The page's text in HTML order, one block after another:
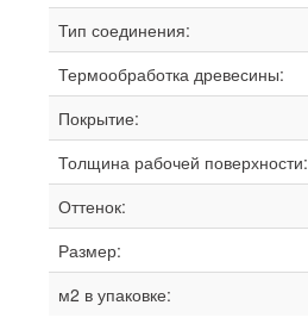
Тип соединения:
Термообработка древесины:
Покрытие:
Толщина рабочей поверхности:
Оттенок:
Размер:
м2 в упаковке: